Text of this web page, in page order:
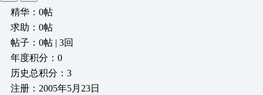
精华：0帖
求助：0帖
帖子：0帖 | 3回
年度积分：0
历史总积分：3
注册：2005年5月23日